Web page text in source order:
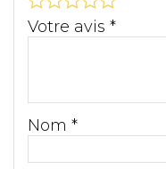
Votre avis *
Nom *